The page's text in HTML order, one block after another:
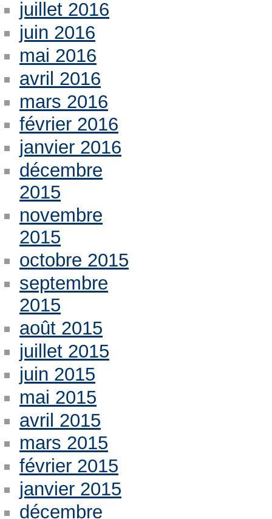
juillet 2016
juin 2016
mai 2016
avril 2016
mars 2016
février 2016
janvier 2016
décembre
2015
novembre
2015
octobre 2015
septembre
2015
août 2015
juillet 2015
juin 2015
mai 2015
avril 2015
mars 2015
février 2015
janvier 2015
décembre